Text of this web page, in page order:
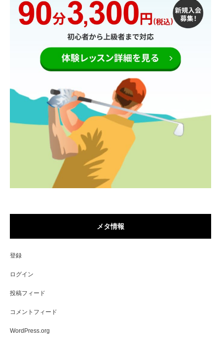
メタ情報
登録
ログイン
投稿フィード
コメントフィード
WordPress.org